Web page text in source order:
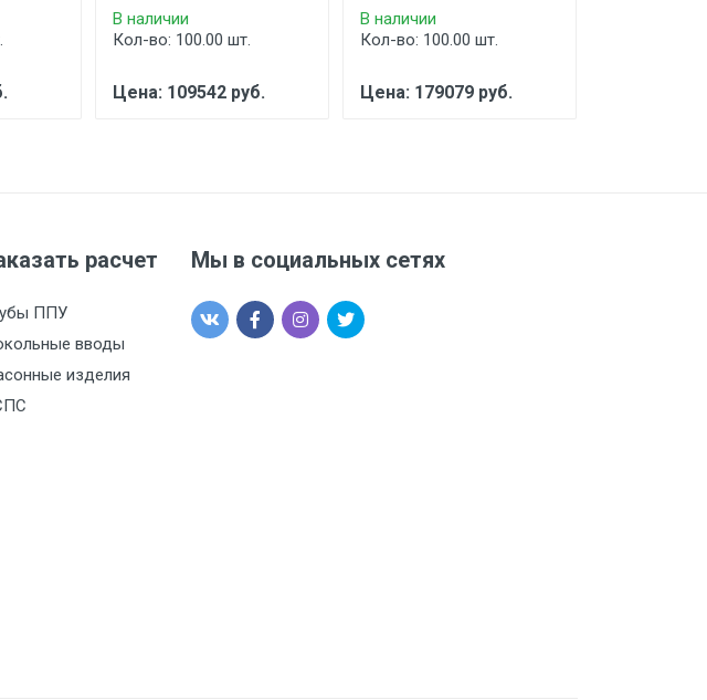
В наличии
Кол-во: 100.00 шт.
Цена: 109542 руб.
В наличии
Кол-во: 100.00 шт.
Цена: 179079 руб.
расчет
ППУ
вводы
изделия
Мы в социальных сетях